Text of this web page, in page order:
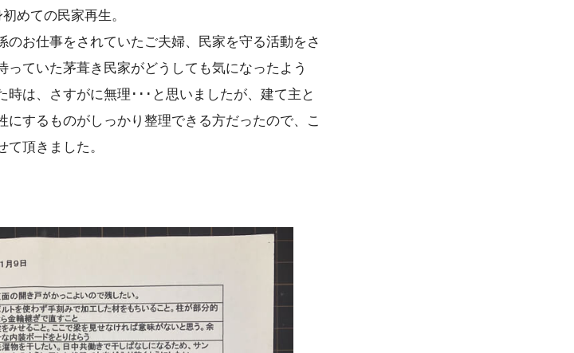
めての民家再生。
お仕事をされていたご夫婦、民家を守る活動をさ
ていた茅葺き民家がどうしても気になったよう
は、さすがに無理･･･と思いましたが、建て主と
するものがしっかり整理できる方だったので、こ
頂きました。